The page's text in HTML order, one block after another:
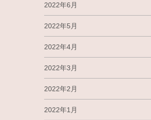
2022年6月
2022年5月
2022年4月
2022年3月
2022年2月
2022年1月